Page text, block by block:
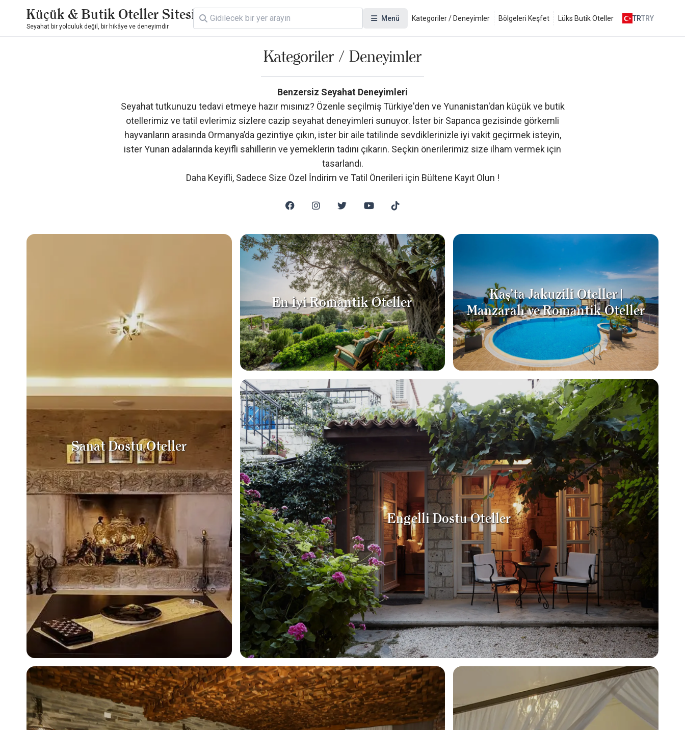
Küçük & Butik Oteller Sitesi
Seyahat bir yolculuk değil, bir hikâye ve deneyimdir
Menü Kategoriler / Deneyimler Bölgeleri Keşfet Lüks Butik Oteller TRTRY
Kategoriler / Deneyimler
Benzersiz Seyahat Deneyimleri
Seyahat tutkunuzu tedavi etmeye hazır mısınız? Özenle seçilmiş Türkiye'den ve Yunanistan'dan küçük ve butik
otellerimiz ve tatil evlerimiz sizlere cazip seyahat deneyimleri sunuyor. İster bir Sapanca gezisinde görkemli
hayvanların arasında Ormanya’da gezintiye çıkın, ister bir aile tatilinde sevdiklerinizle iyi vakit geçirmek isteyin,
ister Yunan adalarında keyifli sahillerin ve yemeklerin tadını çıkarın. Seçkin önerilerimiz size ilham vermek için
tasarlandı.
Daha Keyifli, Sadece Size Özel İndirim ve Tatil Önerileri için Bültene Kayıt Olun !
Sanat Dostu Oteller
En İyi Romantik Oteller
Kaş’ta Jakuzili Oteller |
Manzaralı ve Romantik Oteller
Engelli Dostu Oteller